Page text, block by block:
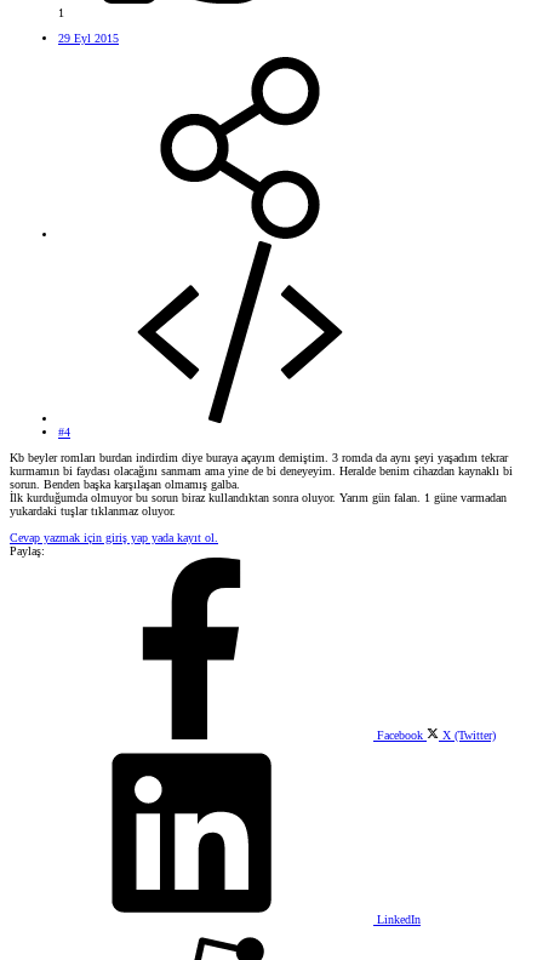
1
29 Eyl 2015
#4
Kb beyler romları burdan indirdim diye buraya açayım demiştim. 3 romda da aynı şeyi yaşadım tekrar
kurmamın bi faydası olacağını sanmam ama yine de bi deneyeyim. Heralde benim cihazdan kaynaklı bi
sorun. Benden başka karşılaşan olmamış galba.
İlk kurduğumda olmuyor bu sorun biraz kullandıktan sonra oluyor. Yarım gün falan. 1 güne varmadan
yukardaki tuşlar tıklanmaz oluyor.
Cevap yazmak için giriş yap yada kayıt ol.
Paylaş:
Facebook X (Twitter)
LinkedIn